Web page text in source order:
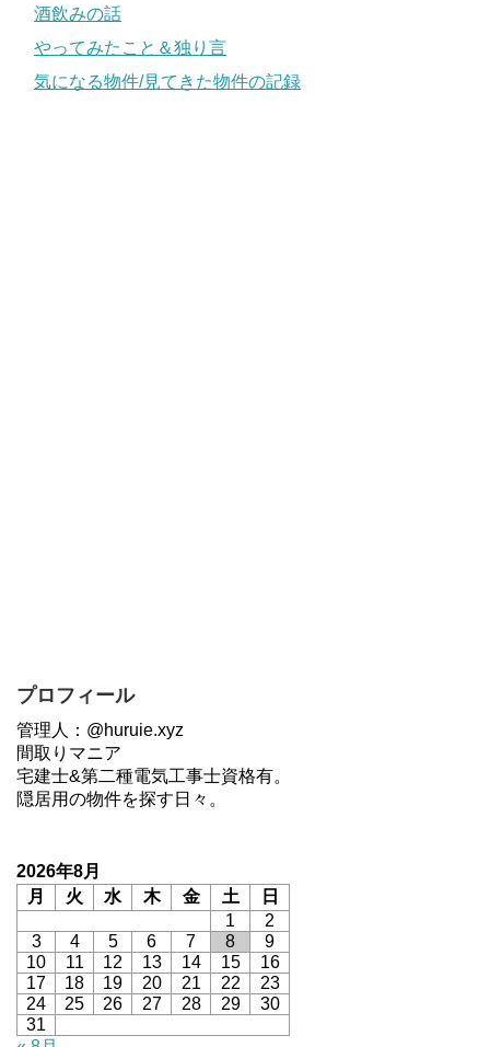
酒飲みの話
やってみたこと＆独り言
気になる物件/見てきた物件の記録
プロフィール
管理人：@huruie.xyz
間取りマニア
宅建士&第二種電気工事士資格有。
隠居用の物件を探す日々。
2026年8月
月
火 水 木 金 土
日
1
2
3
4 5 6 7 8
9
10
11 12 13 14 15
16
17
18 19 20 21 22
23
24
25 26 27 28 29
30
31